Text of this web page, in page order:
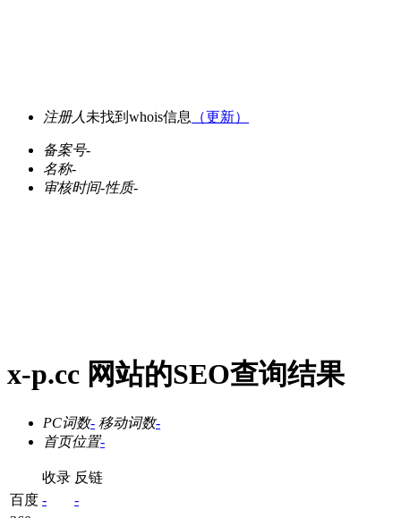
注册人 未找到whois信息 （更新）
备案号-
名称-
审核时间-性质-
x-p.cc 网站的SEO查询结果
PC词数- 移动词数-
首页位置-
收录 反链
百度 -
-